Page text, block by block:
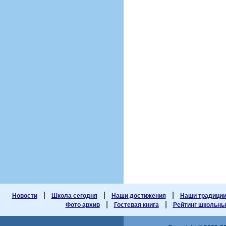
Новости| Школа сегодня| Наши достижения|
Наши традиции
Фото архив| Гостевая книга Рейтинг